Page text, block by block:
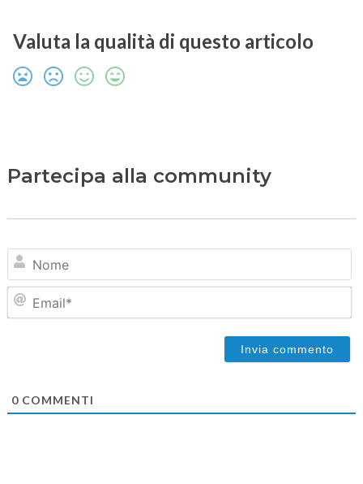
Valuta la qualità di questo articolo
Partecipa alla community
0COMMENTI